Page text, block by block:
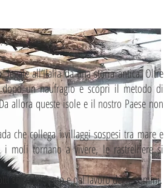
all’Italia da una storia antica. Oltre
dopo un naufragio e scoprì il metodo di
allora queste isole e il nostro Paese non
che collega i villaggi sospesi tra mare e
moli tornano a vivere, le rastrelliere si
solo dal vento e dal lavoro degli uomini.